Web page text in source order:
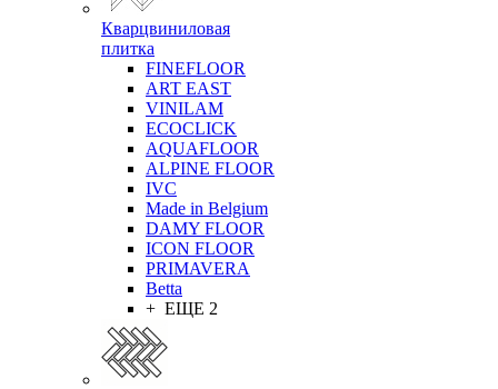
Кварцвиниловая
плитка
FINEFLOOR
ART EAST
VINILAM
ECOCLICK
AQUAFLOOR
ALPINE FLOOR
IVC
Made in Belgium
DAMY FLOOR
ICON FLOOR
PRIMAVERA
Betta
+ ЕЩЕ 2